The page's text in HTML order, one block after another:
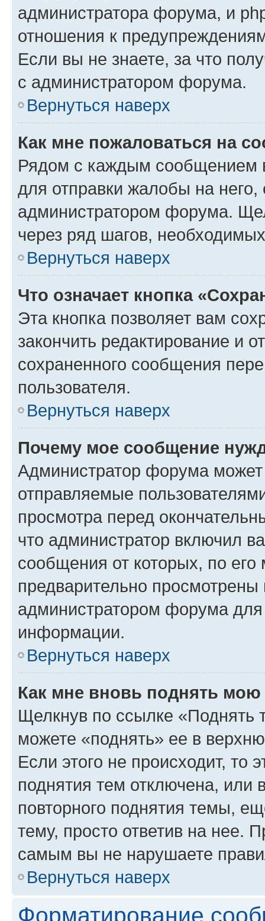
администратора форума, и
отношения к
Если вы не знаете, за что
с администратором форума.
Вернуться наверх
Как мне пожаловаться на
Рядом с каждым сообщением
для отправки жалобы на
администратором форума.
через ряд шагов,
Вернуться наверх
Что означает кнопка
Эта кнопка позволяет вам
закончить редактирование и
сохраненного сообщения
пользователя.
Вернуться наверх
Почему мое сообщение
Администратор форума
отправляемые
просмотра перед
что администратор включил
сообщения от которых, по
предварительно
администратором форума
информации.
Вернуться наверх
Как мне вновь поднять мою
Щелкнув по ссылке «Поднять
можете «поднять» ее в
Если этого не происходит, то
поднятия тем отключена, или
повторного поднятия темы,
тему, просто ответив на нее.
самым вы не нарушаете
Вернуться наверх
Форматирование